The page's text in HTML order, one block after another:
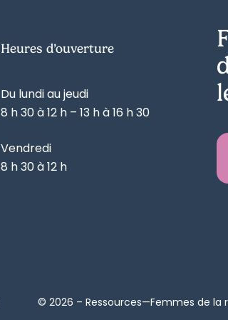
Heures d’ouverture
Du lundi au jeudi
8 h 30 à 12 h – 13 h à 16 h 30
Vendredi
8 h 30 à 12 h
© 2026 – Ressources—Femmes de la